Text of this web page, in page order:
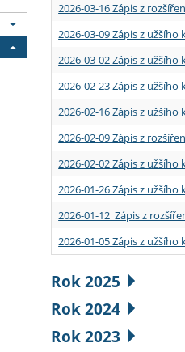
2026-03-16 Zápis z
2026-03-09 Zápis z užšího
2026-03-02 Zápis z užšího
2026-02-23 Zápis z
2026-02-16 Zápis z užšího
2026-02-09 Zápis z
2026-02-02 Zápis z
2026-01-26 Zápis z užšího
2026-01-12 Zápis z
2026-01-05 Zápis z užšího
Rok 2025
Rok 2024
Rok 2023